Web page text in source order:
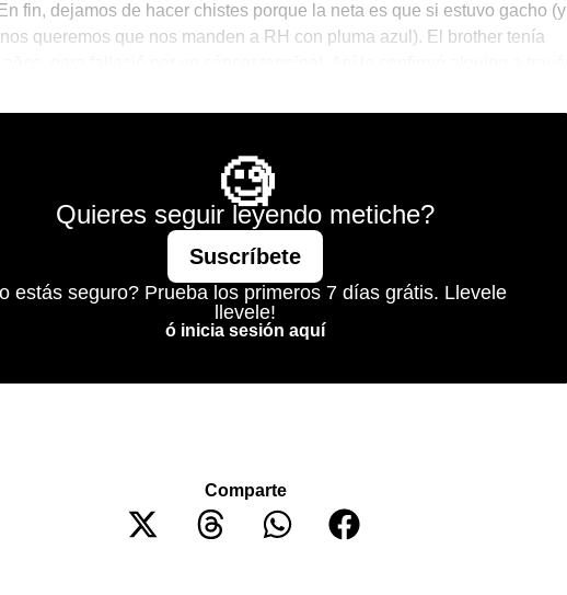
fin, dejamos de hacer chistes porque la neta es que si estuvo gacho (y
queremos que nos manden a RH con pluma azul). El brother tenía
🧐
Quieres seguir leyendo metiche?
Suscríbete
estás seguro? Prueba los primeros 7 días grátis. Llevele
llevele!
ó inicia sesión aquí
Comparte